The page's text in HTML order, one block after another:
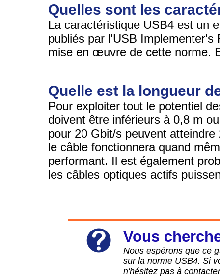
Quelles sont les
La caractéristique USB4 est un
publiés par l'USB
mise en œuvre de cette norme.
Quelle est la longueur
Pour exploiter tout le potentiel
doivent être inférieurs à 0,8 m
pour 20 Gbit/s peuvent
le câble fonctionnera quand
performant. Il est également
les câbles optiques actifs
Vous
Nous espérons que ce
sur la norme USB4. Si
n'hésitez pas à